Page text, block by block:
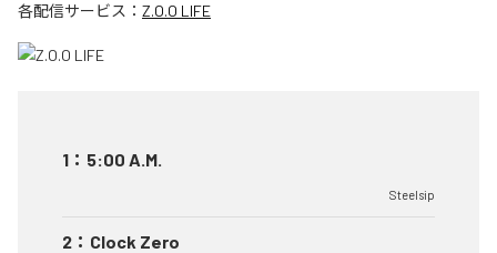
各配信サービス： Z.O.O LIFE
1 ： 5:00 A.M.
Steelsip
2 ： Clock Zero